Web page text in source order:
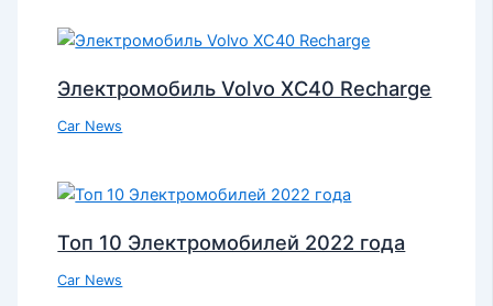
Электромобиль Volvo XC40 Recharge
Car News
Топ 10 Электромобилей 2022 года
Car News